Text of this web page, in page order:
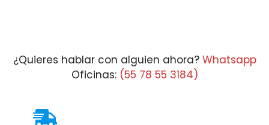
¿Quieres hablar con alguien ahora? Whatsapp
Oficinas: (55 78 55 3184)